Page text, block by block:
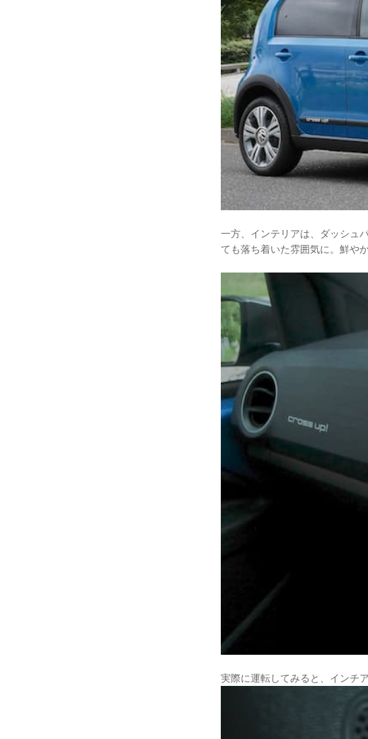
一方、インテリアは、ダッシュ
ても落ち着いた雰囲気に。鮮や
実際に運転してみると、インチ